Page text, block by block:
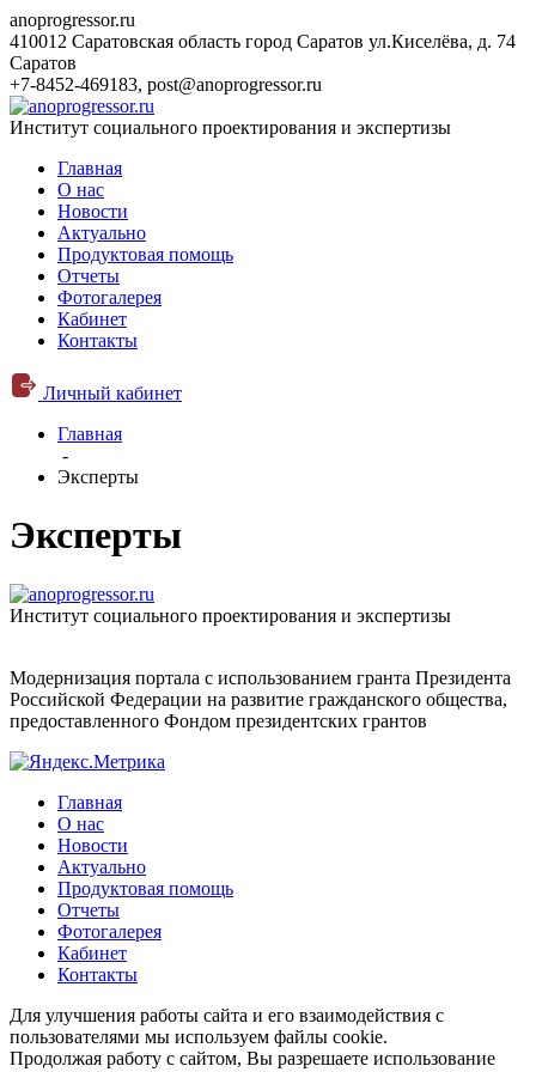
anoprogressor.ru
410012 Саратовская область город Саратов ул.Киселёва, д. 74
Саратов
+7-8452-469183, post@anoprogressor.ru
Институт социального проектирования и экспертизы
Главная
О нас
Новости
Актуально
Продуктовая помощь
Отчеты
Фотогалерея
Кабинет
Контакты
Личный кабинет
Главная
-
Эксперты
Эксперты
Институт социального проектирования и экспертизы
Модернизация портала с использованием гранта Президента
Российской Федерации на развитие гражданского общества,
предоставленного Фондом президентских грантов
Главная
О нас
Новости
Актуально
Продуктовая помощь
Отчеты
Фотогалерея
Кабинет
Контакты
Для улучшения работы сайта и его взаимодействия с
пользователями мы используем файлы cookie.
Продолжая работу с сайтом, Вы разрешаете использование